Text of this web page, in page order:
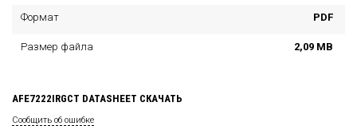
Формат PDF
Размер файла 2,09 MB
AFE7222IRGCT DATASHEET СКАЧАТЬ
Сообщить об ошибке